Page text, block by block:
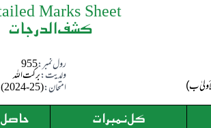
Marks Sheet
کشف الدرجات
رول نمبر:955
ولدیت:برکت اللہ
امتحان:25)
کل نمبرات حاصل